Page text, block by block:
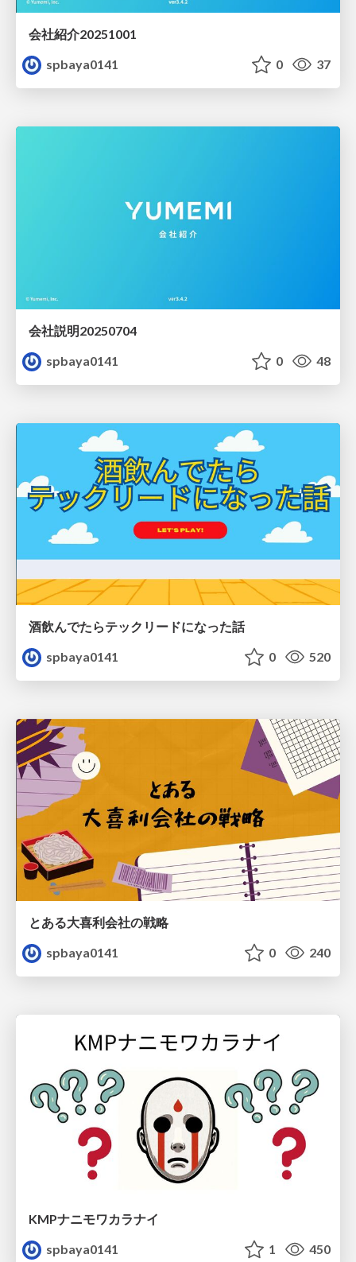
会社紹介20251001
spbaya0141
0 37
会社説明20250704
spbaya0141
0 48
酒飲んでたらテックリードになった話
spbaya0141
0 520
とある大喜利会社の戦略
spbaya0141
0 240
KMPナニモワカラナイ
spbaya0141
1 450